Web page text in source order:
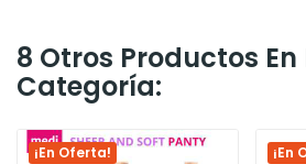
8 Otros Productos
Categoría:
¡En Oferta! ¡En